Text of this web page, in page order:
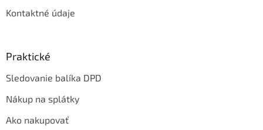
Kontaktné údaje
Praktické
Sledovanie balíka DPD
Nákup na splátky
Ako nakupovať